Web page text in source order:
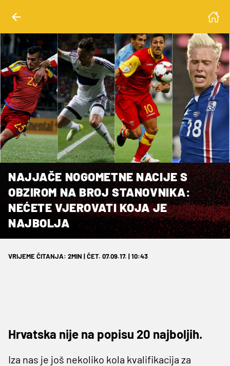
NAJJAČE NOGOMETNE NACIJE S
OBZIROM NA BROJ STANOVNIKA:
NEĆETE VJEROVATI KOJA JE
NAJBOLJA
VRIJEME ČITANJA: 2MIN | ČET. 07.09.17. | 10:43
Hrvatska nije na popisu 20 najboljih.
Iza nas je još nekoliko kola kvalifikacija za